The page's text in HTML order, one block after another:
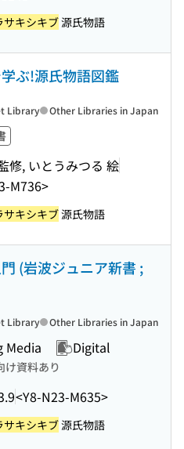
サキシキブ源氏物語
ぶ!源氏物語図鑑
修, いとうみつる 絵
M736>
Library Other Libraries in Japan
サキシキブ源氏物語
(岩波ジュニア新書 ;
Media Digital
け資料あり
<Y8-N23-M635>
Library Other Libraries in Japan
サキシキブ源氏物語